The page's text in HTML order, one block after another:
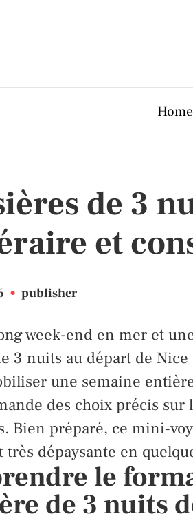
Home
de 3
et
• publisher
week-end en mer et
3 nuits au départ de
une semaine
des choix précis
Bien préparé, ce mini-
très dépaysante en
le
de 3 nuits